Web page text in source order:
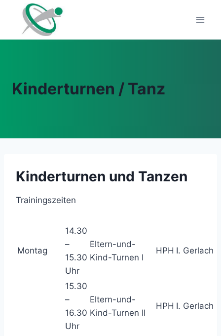
springen
Kinderturnen / Tanz
Kinderturnen und Tanzen
Trainingszeiten
Montag
14.30
–
15.30
Uhr
Eltern-und-
Kind-Turnen I
HPH I. Gerlach
15.30
–
16.30
Uhr
Eltern-und-
Kind-Turnen II
HPH I. Gerlach